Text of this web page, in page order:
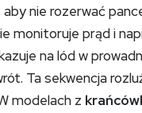
nie rozerwać
monitoruje prąd i
na lód w
Ta sekwencja
modelach z